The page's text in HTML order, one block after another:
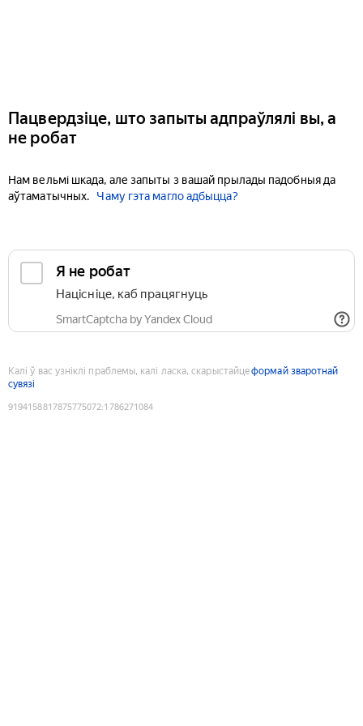
Пацвердзіце, што запыты адпраўлялі вы, а
не робат
Нам вельмі шкада, але запыты з вашай прылады падобныя да
аўтаматычных.
Чаму гэта магло адбыцца?
Я не робат
Націсніце, каб працягнуць
SmartCaptcha by Yandex Cloud
Калі ў вас узніклі праблемы, калі ласка, скарыстайцеформай зваротнай
сувязі
9194158817875775072:1786271084